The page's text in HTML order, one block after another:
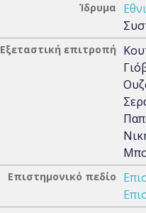
Ίδρυμα
Εξεταστική επιτροπή
Επιστημονικό πεδίο